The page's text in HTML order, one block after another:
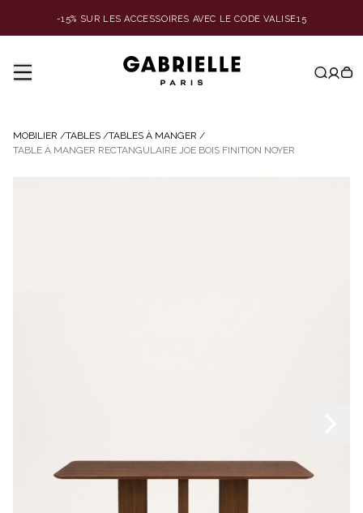
-15% SUR LES ACCESSOIRES AVEC LE CODE VALISE15
MOBILIER /TABLES /TABLES À MANGER /
TABLE À MANGER RECTANGULAIRE JOE BOIS FINITION NOYER